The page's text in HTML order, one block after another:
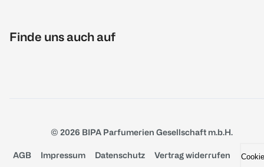
Finde uns auch auf
© 2026 BIPA Parfumerien Gesellschaft m.b.H.
AGB Impressum Datenschutz Vertrag widerrufen